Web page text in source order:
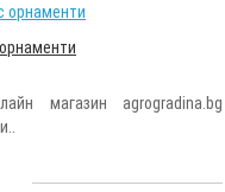
магазин agrogradina.bg